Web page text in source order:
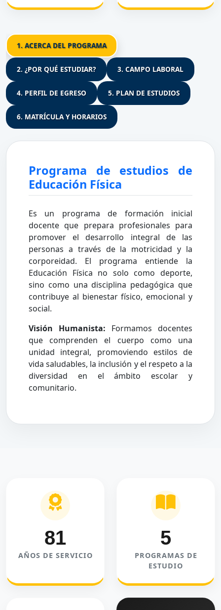
1. ACERCA DEL PROGRAMA
2. ¿POR QUÉ ESTUDIAR? 3. CAMPO LABORAL
4. PERFIL DE EGRESO 5. PLAN DE ESTUDIOS
6. MATRÍCULA Y HORARIOS
Programa de estudios de
Educación Física
Es un programa de formación inicial
docente que prepara profesionales para
promover el desarrollo integral de las
personas a través de la motricidad y la
corporeidad. El programa entiende la
Educación Física no solo como deporte,
sino como una disciplina pedagógica que
contribuye al bienestar físico, emocional y
social.
Visión Humanista: Formamos docentes
que comprenden el cuerpo como una
unidad integral, promoviendo estilos de
vida saludables, la inclusión y el respeto a la
diversidad en el ámbito escolar y
comunitario.
81
AÑOS DE SERVICIO
5
PROGRAMAS DE
ESTUDIO